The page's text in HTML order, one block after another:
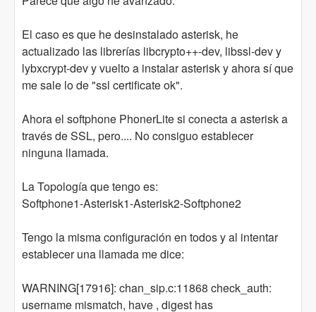
El caso es que he desinstalado asterisk, he
actualizado las librerías libcrypto++-dev, libssl-dev y
lybxcrypt-dev y vuelto a instalar asterisk y ahora sí que
me sale lo de "ssl certificate ok".
Ahora el softphone PhonerLite si conecta a asterisk a
través de SSL, pero.... No consiguo establecer
ninguna llamada.
La Topología que tengo es:
Softphone1-Asterisk1-Asterisk2-Softphone2
Tengo la misma configuración en todos y al intentar
establecer una llamada me dice:
WARNING[17916]: chan_sip.c:11868 check_auth:
username mismatch, have , digest has